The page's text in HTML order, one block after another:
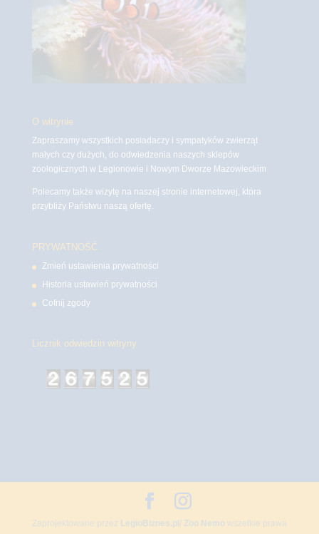
O witrynie
Zapraszamy wszystkich posiadaczy i sympatyków zwierząt
małych czy dużych, do odwiedzenia naszych sklepów
zoologicznych w Legionowie i Nowym Dworze Mazowieckim
Polecamy także wizytę na naszej stronie internetowej, która
przybliży Państwu naszą ofertę.
PRYWATNOŚĆ
Zmień ustawienia prywatności
Historia ustawień prywatności
Cofnij zgody
Licznik odwiedzin witryny
Zaprojektowane przez LegioBiznes.pl/ Zoo Nemowszelkie prawa